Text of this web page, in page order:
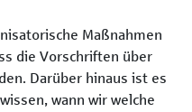
Maßnahmen
die Vorschriften über
Darüber hinaus ist es
wann wir welche